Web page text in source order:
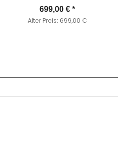
699,00 € *
Alter Preis: 699,00 €